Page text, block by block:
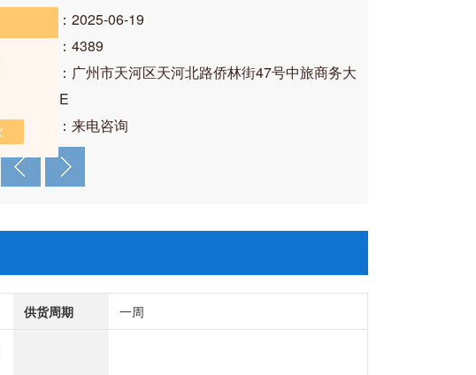
发布时间：2025-06-19
访问次数：4389
公司地址：广州市天河区天河北路侨林街47号中旅商务大
厦东塔25E
产品价格：来电咨询
供货周期 一周